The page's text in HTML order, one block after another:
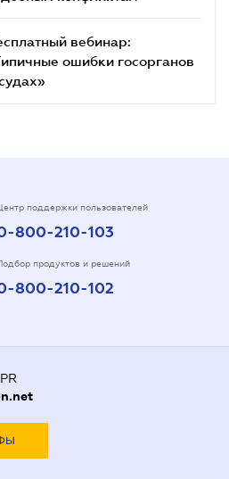
вебинар:
ошибки госорганов
поддержки пользователей
800-210-103
продуктов и решений
800-210-102